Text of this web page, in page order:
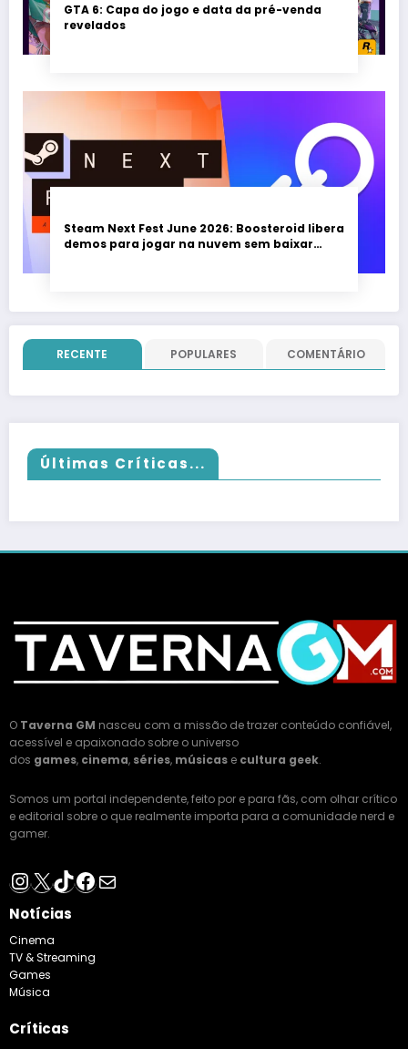
GTA 6: Capa do jogo e data da pré-venda
revelados
Steam Next Fest June 2026: Boosteroid libera
demos para jogar na nuvem sem baixar
RECENTE POPULARES COMENTÁRIO
Últimas Críticas...
O Taverna GM nasceu com a missão de trazer conteúdo confiável,
acessível e apaixonado sobre o universo
dos games, cinema, séries, músicas e cultura geek.
Somos um portal independente, feito por e para fãs, com olhar crítico
e editorial sobre o que realmente importa para a comunidade nerd e
gamer.
Instagram
X TikTok
Facebook
E-mail
Notícias
Cinema
TV & Streaming
Games
Música
Críticas